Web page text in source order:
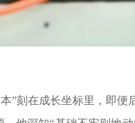
”刻在成长坐标里，即